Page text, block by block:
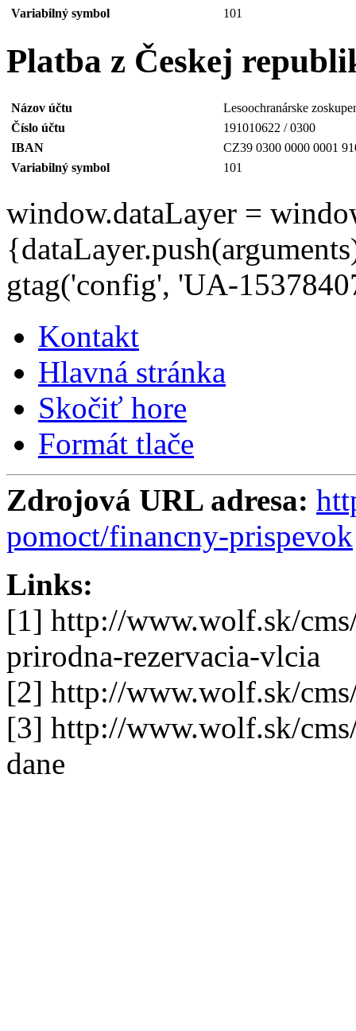
Variabilný symbol 101
Platba z Českej
Názov účtu
Lesoochranárske
Číslo účtu
191010622 / 0300
IBAN
CZ39 0300 0000 0001
Variabilný symbol
101
window.dataLayer =
gtag('config', 'UA-
Kontakt
Hlavná stránka
Skočiť hore
Formát tlače
Zdrojová URL adresa:
pomoct/financny-prispevok
Links:
[1] http://www.wolf.sk/
prirodna-rezervacia-vlcia
[2] http://www.wolf.sk/
[3] http://www.wolf.sk/
dane